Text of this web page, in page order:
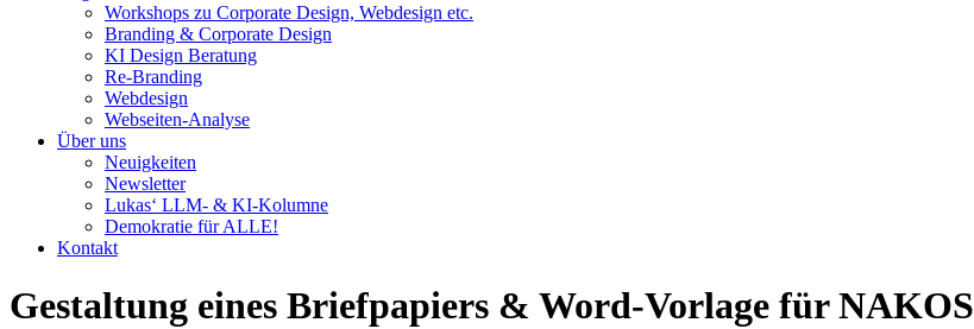
Workshops zu Corporate Design, Webdesign etc.
Branding & Corporate Design
KI Design Beratung
Re-Branding
Webdesign
Webseiten-Analyse
Über uns
Neuigkeiten
Newsletter
Lukas‘ LLM- & KI-Kolumne
Demokratie für ALLE!
Kontakt
Gestaltung eines Briefpapiers & Word-Vorlage für NAKOS